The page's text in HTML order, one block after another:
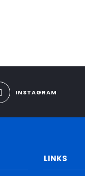
INSTAGRAM
LINKS